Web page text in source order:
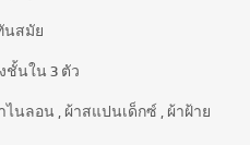
นสมัย
ชั้นใน 3 ตัว
ไนลอน , ผ้าสแปนเด็กซ์ , ผ้าฝ้าย